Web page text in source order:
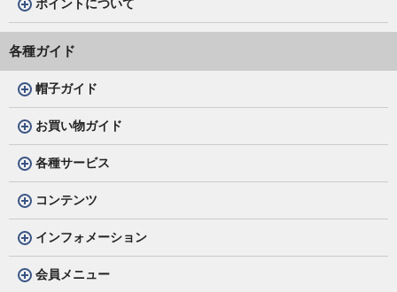
ポイントについて
各種ガイド
帽子ガイド
お買い物ガイド
各種サービス
コンテンツ
インフォメーション
会員メニュー